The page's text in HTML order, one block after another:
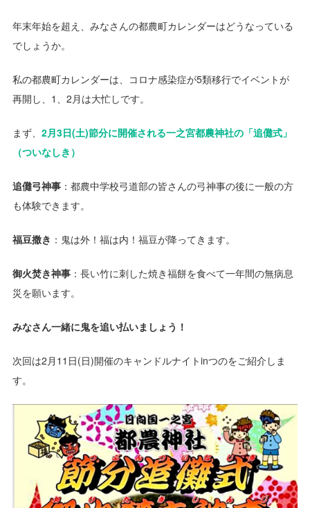
年末年始を超え、みなさんの都農町カレンダーはどうなっている
でしょうか。
私の都農町カレンダーは、コロナ感染症が5類移行でイベントが
再開し、1、2月は大忙しです。
まず、 2月3日(土)節分に開催される一之宮都農神社の「追儺式」
（ついなしき）
追儺弓神事 ：都農中学校弓道部の皆さんの弓神事の後に一般の方
も体験できます。
福豆撒き ：鬼は外！福は内！福豆が降ってきます。
御火焚き神事 ：長い竹に刺した焼き福餅を食べて一年間の無病息
災を願います。
みなさん一緒に鬼を追い払いましょう！
次回は2月11日(日)開催のキャンドルナイトinつのをご紹介しま
す。